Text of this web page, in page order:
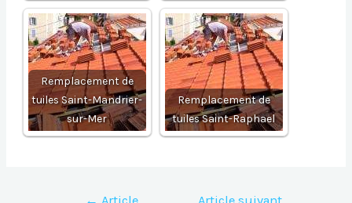
Remplacement de
tuiles Saint-Mandrier-
sur-Mer
Remplacement de
tuiles Saint-Raphael
Navigation